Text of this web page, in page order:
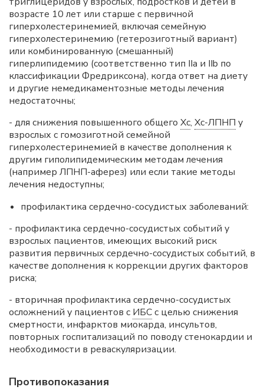
возрасте 10 лет или старше с первичной
гиперхолестеринемией, включая семейную
гиперхолестеринемию (гетерозиготный вариант)
или комбинированную (смешанный)
гиперлипидемию (соответственно тип IIa и IIb по
классификации Фредриксона), когда ответ на диету
и другие немедикаментозные методы лечения
недостаточны;
- для снижения повышенного общего Хс, Хс-ЛПНП у
взрослых с гомозиготной семейной
гиперхолестеринемией в качестве дополнения к
другим гиполипидемическим методам лечения
(например ЛПНП-аферез) или если такие методы
лечения недоступны;
профилактика сердечно-сосудистых заболеваний:
- профилактика сердечно-сосудистых событий у
взрослых пациентов, имеющих высокий риск
развития первичных сердечно-сосудистых событий, в
качестве дополнения к коррекции других факторов
риска;
- вторичная профилактика сердечно-сосудистых
осложнений у пациентов с ИБСс целью снижения
смертности, инфарктов миокарда, инсультов,
повторных госпитализаций по поводу стенокардии и
необходимости в реваскуляризации.
Противопоказания